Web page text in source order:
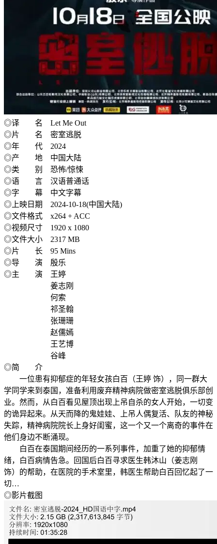
◎译 名 Let Me Out
◎片 名 密室逃脱
◎年 代 2024
◎产 地 中国大陆
◎类 别 恐怖/惊悚
◎语 言 汉语普通话
◎字 幕 中文字幕
◎上映日期 2024-10-18(中国大陆)
◎文件格式 x264 + ACC
◎视频尺寸 1920 x 1080
◎文件大小 2317 MB
◎片 长 95 Mins
◎导 演 殷乐
◎主 演 王婷
姜志刚
何索
祁圣翰
张珊珊
赵儒嫣
王艺博
谷峰
◎简 介
一位患有抑郁症的年轻女孩白百（王婷 饰），同一群大
学同学来到泰国，准备利用废弃精神病院做密室逃脱俱乐部创
业。然而，从白百看见屋顶出现上吊自杀的女人开始，一切变
的诡异起来。从天而降的鬼娃娃、上吊人偶复活、队友的神秘
失踪，精神病院院长上身好闺蜜，这一个又一个离奇的事件在
他们身边不断涌现。
白百在泰国期间经历的一系列事件，加重了她的抑郁情
绪，白百病情告急。回国后白百寻求医生韩沐山（姜志刚
饰）的帮助，在医院的手术室里，韩医生帮助白百回忆起了一
切…
◎影片截图